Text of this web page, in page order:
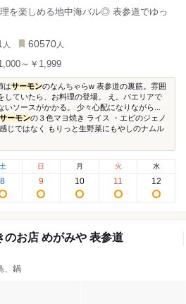
を楽しめる地中海バル◎ 表参道でゆっ
人 60570 人
～￥1,999
はサーモンのなんちゃらw 表参道の裏筋。雰囲
していたら、お料理の登場。 え。パエリアで
いソースがかかる。 少々心配になりながら...
サーモンの３色マヨ焼き ライス ・エビのジェノ
じではなく もりっと生野菜にもやしのナムル
土
8
日
9
月
10
火
11
水
12
お店 めがみや 表参道
、鍋